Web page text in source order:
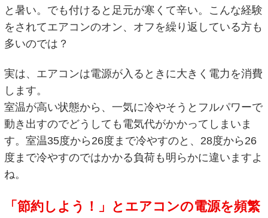
と暑い。でも付けると足元が寒くて辛い。こんな経験
をされてエアコンのオン、オフを繰り返している方も
多いのでは？
実は、エアコンは電源が入るときに大きく電力を消費
します。
室温が高い状態から、一気に冷やそうとフルパワーで
動き出すのでどうしても電気代がかかってしまいま
す。室温35度から26度まで冷やすのと、28度から26
度まで冷やすのではかかる負荷も明らかに違いますよ
ね。
「節約しよう！」とエアコンの電源を頻繁